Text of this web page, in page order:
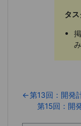
タ
←第13回：開発
第15回：開